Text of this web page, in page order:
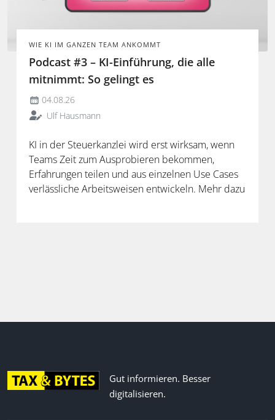
WIE KI IM GANZEN TEAM ANKOMMT
Podcast #3 – KI-Einführung, die alle
mitnimmt: So gelingt es
04.08.26
Ulf Hausmann
KI in der Steuerkanzlei wird erst wirksam, wenn
Teams Zeit zum Ausprobieren bekommen,
Erfahrungen teilen und aus einzelnen Use Cases
verlässliche Arbeitsweisen entwickeln. Mehr dazu
Gut informieren. Besser
digitalisieren.